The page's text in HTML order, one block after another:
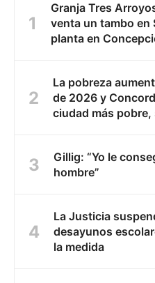
Granja Tres
venta un tambo en
planta en
La pobreza
de 2026 y
ciudad más pobre,
Gillig: “Yo le
hombre”
La Justicia
desayunos
la medida